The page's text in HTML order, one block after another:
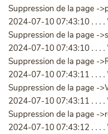
Suppression de la page -
2024-07-10 07:43:10 . . . .
Suppression de la page -
2024-07-10 07:43:10 . . . .
Suppression de la page -
2024-07-10 07:43:11 . . . .
Suppression de la page -
2024-07-10 07:43:11 . . . .
Suppression de la page -
2024-07-10 07:43:12 . . . .